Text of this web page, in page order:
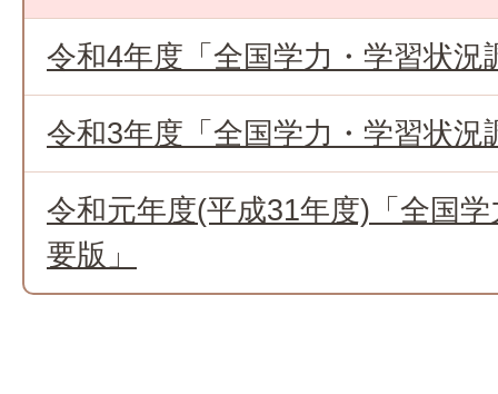
令和4年度「全国学力・学習状況
令和3年度「全国学力・学習状況
令和元年度(平成31年度)「全国
要版」